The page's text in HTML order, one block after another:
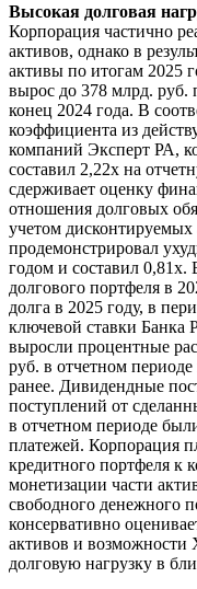
Высокая долговая
Корпорация частично
активов, однако в
активы по итогам 2025
вырос до 378 млрд. руб.
конец 2024 года. В
коэффициента из
компаний Эксперт РА,
составил 2,22х на
сдерживает оценку
отношения долговых
учетом дисконтируемых
продемонстрировал
годом и составил 0,81х.
долгового портфеля в
долга в 2025 году, в
ключевой ставки Банка
выросли процентные
руб. в отчетном
ранее. Дивидендные
поступлений от
в отчетном периоде
платежей. Корпорация
кредитного портфеля к
монетизации части
свободного денежного
консервативно
активов и возможности
долговую нагрузку в